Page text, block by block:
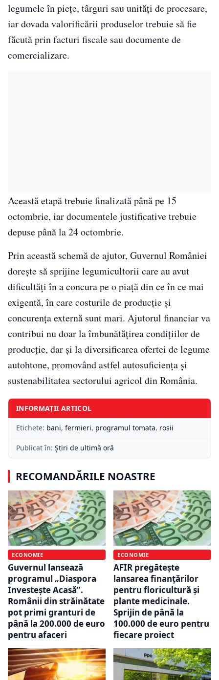
legumele în piețe, târguri sau unități de procesare,
iar dovada valorificării produselor trebuie să fie
făcută prin facturi fiscale sau documente de
comercializare.
Această etapă trebuie finalizată până pe 15
octombrie, iar documentele justificative trebuie
depuse până la 24 octombrie.
Prin această schemă de ajutor, Guvernul României
dorește să sprijine legumicultorii care au avut
dificultăți în a concura pe o piață din ce în ce mai
exigentă, în care costurile de producție și
concurența externă sunt mari. Ajutorul financiar va
contribui nu doar la îmbunătățirea condițiilor de
producție, dar și la diversificarea ofertei de legume
autohtone, promovând astfel autosuficiența și
sustenabilitatea sectorului agricol din România.
INFORMAȚII ARTICOL
Etichete: bani, fermieri, programul tomata, rosii
Publicat în: Știri de ultimă oră
RECOMANDĂRILE NOASTRE
ECONOMIE
Guvernul lansează
programul „Diaspora
Investește Acasă”.
Românii din străinătate
pot primi granturi de
până la 200.000 de euro
pentru afaceri
ECONOMIE
AFIR pregătește
lansarea finanțărilor
pentru floricultură și
plante medicinale.
Sprijin de până la
100.000 de euro pentru
fiecare proiect